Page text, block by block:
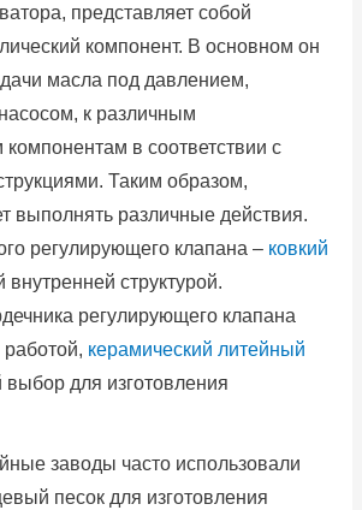
представляет собой
компонент. В основном он
масла под давлением,
к различным
в соответствии с
Таким образом,
выполнять различные действия.
регулирующего клапана – ковкий
внутренней структурой.
регулирующего клапана
работой, керамический литейный
для изготовления
заводы часто использовали
песок для изготовления